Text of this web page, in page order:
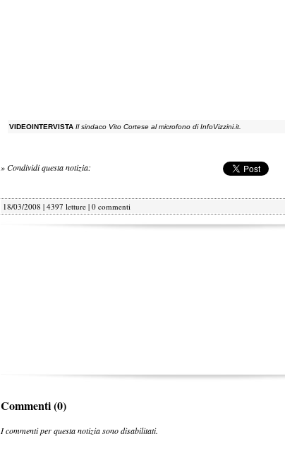
VIDEOINTERVISTA Il sindaco Vito Cortese al microfono di InfoVizzini.it.
» Condividi questa notizia:
18/03/2008 | 4397 letture | 0 commenti
Commenti (0)
I commenti per questa notizia sono disabilitati.